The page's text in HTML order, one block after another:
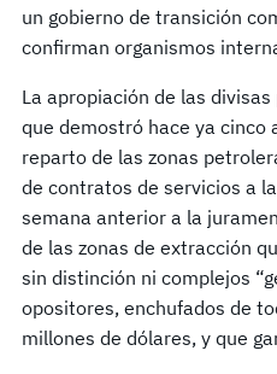
un gobierno de transición
confirman organismos
La apropiación de las
que demostró hace ya cinco
reparto de las zonas
de contratos de servicios a
semana anterior a la
de las zonas de extracción
sin distinción ni complejos
opositores, enchufados de
millones de dólares, y que